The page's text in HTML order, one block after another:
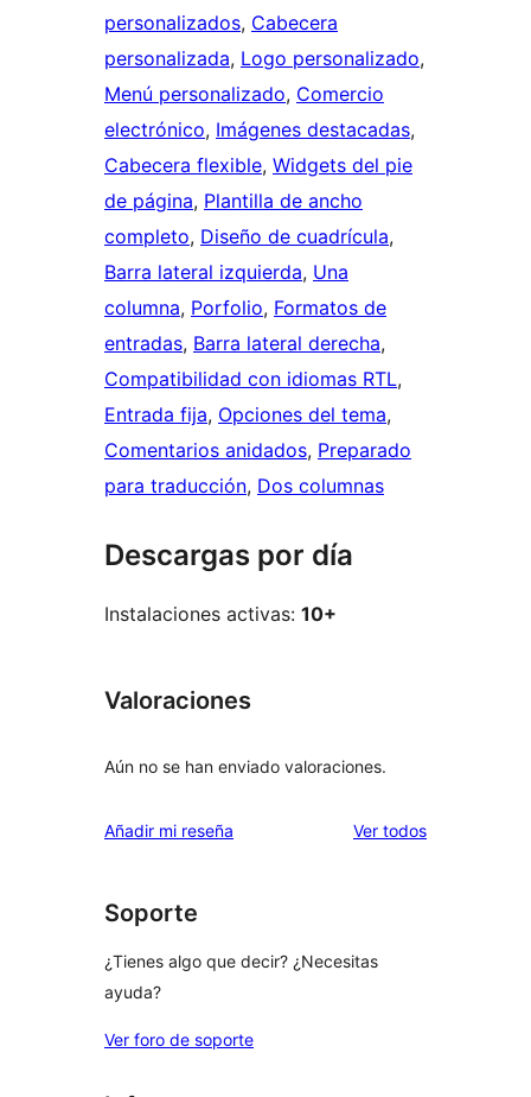
personalizados, Cabecera
personalizada, Logo personalizado
Menú personalizado, Comercio
electrónico, Imágenes destacadas
Cabecera flexible, Widgets del pie
de página, Plantilla de ancho
completo, Diseño de cuadrícula
Barra lateral izquierda, Una
columna, Porfolio, Formatos de
entradas, Barra lateral derecha
Compatibilidad con idiomas RTL
Entrada fija, Opciones del tema
Comentarios anidados, Preparado
para traducción, Dos columnas
Descargas por día
Instalaciones activas: 10+
Valoraciones
Aún no se han enviado valoraciones.
Añadir mi reseña Ver todoslos
Soporte
¿Tienes algo que decir? ¿Necesitas
ayuda?
Ver foro de soporte